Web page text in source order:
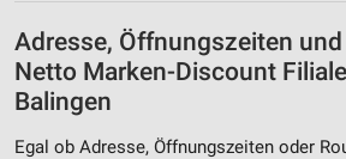
Adresse, Öffnungszeiten
Netto Marken-Discount
Balingen
Egal ob Adresse, Öffnungszeiten oder